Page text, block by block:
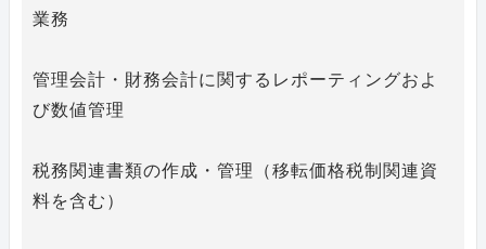
業務
管理会計・財務会計に関するレポーティングおよ
び数値管理
税務関連書類の作成・管理（移転価格税制関連資
料を含む）